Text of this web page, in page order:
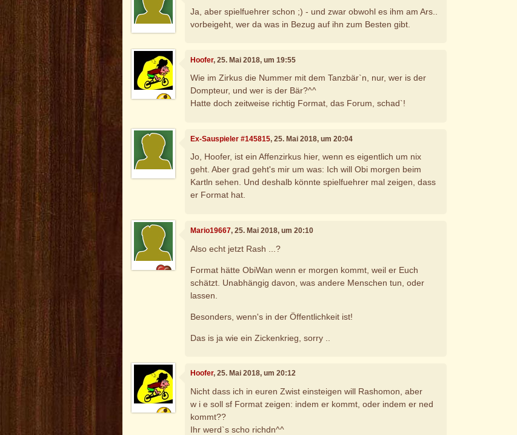
Ja, aber spielfuehrer schon ;) - und zwar obwohl es ihm am Ars..
vorbeigeht, wer da was in Bezug auf ihn zum Besten gibt.
Hoofer, 25. Mai 2018, um 19:55
Wie im Zirkus die Nummer mit dem Tanzbär`n, nur, wer is der
Dompteur, und wer is der Bär?^^
Hatte doch zeitweise richtig Format, das Forum, schad`!
Ex-Sauspieler #145815, 25. Mai 2018, um 20:04
Jo, Hoofer, ist ein Affenzirkus hier, wenn es eigentlich um nix
geht. Aber grad geht's mir um was: Ich will Obi morgen beim
Kartln sehen. Und deshalb könnte spielfuehrer mal zeigen, dass
er Format hat.
Mario19667, 25. Mai 2018, um 20:10
Also echt jetzt Rash ...?
Format hätte ObiWan wenn er morgen kommt, weil er Euch
schätzt. Unabhängig davon, was andere Menschen tun, oder
lassen.
Besonders, wenn's in der Öffentlichkeit ist!
Das is ja wie ein Zickenkrieg, sorry ..
Hoofer, 25. Mai 2018, um 20:12
Nicht dass ich in euren Zwist einsteigen will Rashomon, aber
w i e soll sf Format zeigen: indem er kommt, oder indem er ned
kommt??
Ihr werd`s scho richdn^^